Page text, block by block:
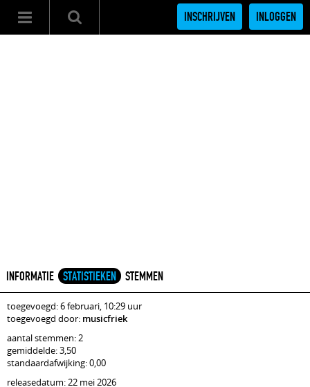
INSCHRIJVEN INLOGGEN
INFORMATIE STATISTIEKEN STEMMEN
toegevoegd: 6 februari, 10:29 uur
toegevoegd door: musicfriek
aantal stemmen: 2
gemiddelde: 3,50
standaardafwijking: 0,00
releasedatum: 22 mei 2026